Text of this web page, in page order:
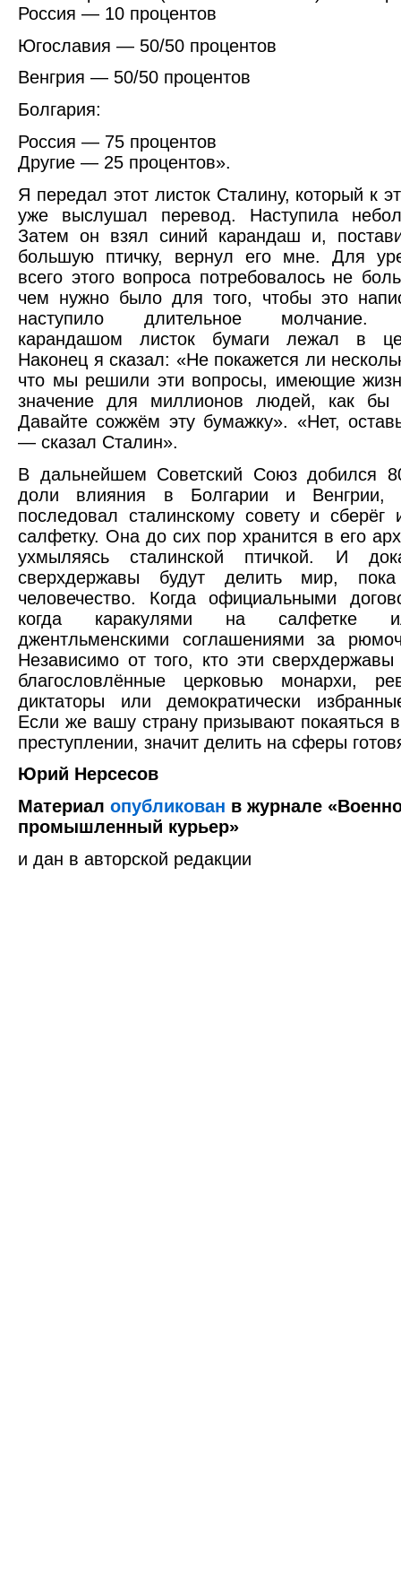
Россия — 10 процентов
Югославия — 50/50 процентов
Венгрия — 50/50 процентов
Болгария:
Россия — 75 процентов
Другие — 25 процентов».
Я передал этот листок Сталину, который к
уже выслушал перевод. Наступила
Затем он взял синий карандаш и,
большую птичку, вернул его мне. Для
всего этого вопроса потребовалось не
чем нужно было для того, чтобы это
наступило длительное молчание.
карандашом листок бумаги лежал в
Наконец я сказал: «Не покажется ли
что мы решили эти вопросы, имеющие
значение для миллионов людей, как бы
Давайте сожжём эту бумажку». «Нет,
— сказал Сталин».
В дальнейшем Советский Союз добился
доли влияния в Болгарии и Венгрии,
последовал сталинскому совету и сберёг
салфетку. Она до сих пор хранится в его
ухмыляясь сталинской птичкой. И
сверхдержавы будут делить мир, пока
человечество. Когда официальными
когда каракулями на салфетке
джентльменскими соглашениями за
Независимо от того, кто эти сверхдержавы
благословлённые церковью монархи,
диктаторы или демократически
Если же вашу страну призывают покаяться
преступлении, значит делить на сферы
Юрий Нерсесов
Материал опубликован в журнале
промышленный курьер»
и дан в авторской редакции